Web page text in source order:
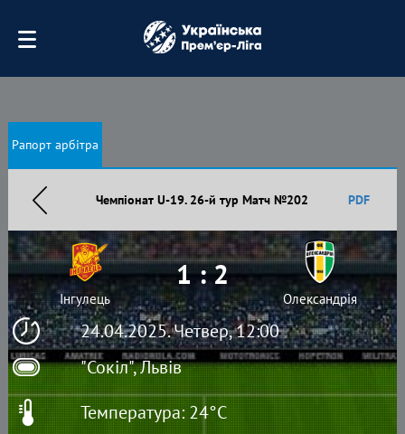
Рапорт арбітра
Чемпіонат U-19. 26-й тур Матч №202 PDF
24.04.2025. Четвер, 12:00
"Сокіл", Львів
Інгулець
1 : 2
Олександрія
Температура: 24°C